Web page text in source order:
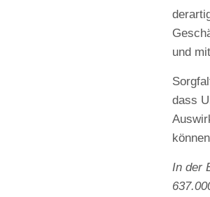
und
dass
In der